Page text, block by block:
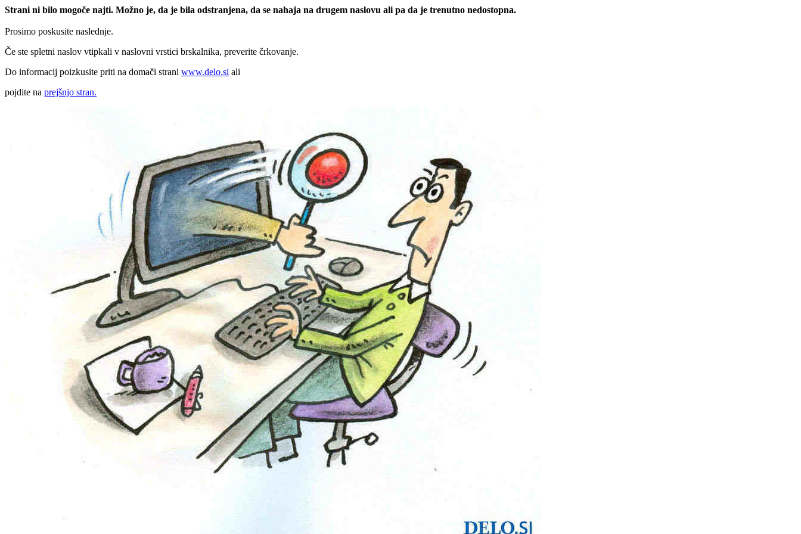
Strani ni bilo mogoče najti. Možno je, da je bila odstranjena, da se nahaja na drugem naslovu ali pa da je trenutno nedostopna.
Prosimo poskusite naslednje.
Če ste spletni naslov vtipkali v naslovni vrstici brskalnika, preverite črkovanje.
Do informacij poizkusite priti na domači strani www.delo.si ali
pojdite na prejšnjo stran.